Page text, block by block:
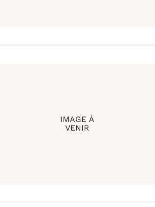
IMAGE À
VENIR